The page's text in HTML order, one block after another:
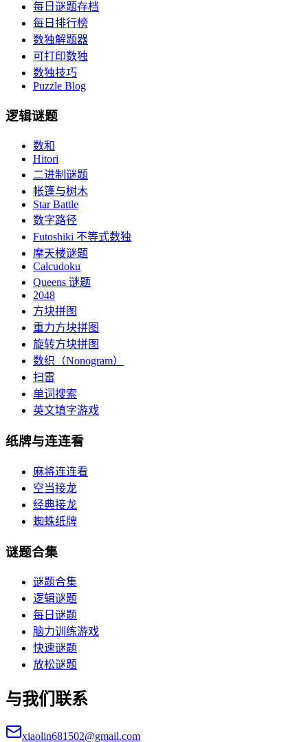
每日谜题存档
每日排行榜
数独解题器
可打印数独
数独技巧
Puzzle Blog
逻辑谜题
数和
Hitori
二进制谜题
帐篷与树木
Star Battle
数字路径
Futoshiki 不等式数独
摩天楼谜题
Calcudoku
Queens 谜题
2048
方块拼图
重力方块拼图
旋转方块拼图
数织（Nonogram）
扫雷
单词搜索
英文填字游戏
纸牌与连连看
麻将连连看
空当接龙
经典接龙
蜘蛛纸牌
谜题合集
谜题合集
逻辑谜题
每日谜题
脑力训练游戏
快速谜题
放松谜题
与我们联系
xiaolin681502@gmail.com